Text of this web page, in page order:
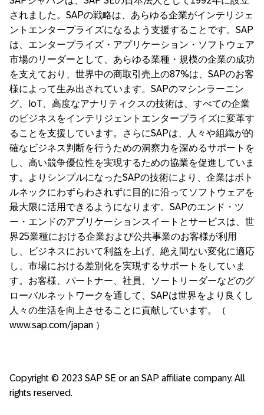
されました。SAPの戦略は、あらゆる企業がインテリジェ
ントエンタープライズになるよう支援することです。SAP
は、エンタープライズ・アプリケーション・ソフトウェア
市場のリーダーとして、あらゆる業種・規模の企業の成功
を支えており、世界中の商取引売上の87%は、SAPのお客
様によって生み出されています。SAPのマシンラーニン
グ、IoT、高度なアナリティクスの技術は、すべての企業
のビジネスをインテリジェントエンタープライズに変革す
ることを支援しています。さらにSAPは、人々や組織が的
確なビジネス判断を行うための洞察力を深めるサポートを
し、高い競争優位性を実現するための協業を促進していま
す。よりシンプルになったSAPの技術により、企業はボト
ルネックにわずらわされずに目的に沿ってソフトウェアを
最大限に活用できるようになります。SAPのエンド・ツ
ー・エンドのアプリケーションスイートとサービスは、世
界25業種における企業および公共事業のお客様が利用
し、ビジネスにおいて利益を上げ、絶え間ない変化に適応
し、市場における差別化を実現するサポートをしていま
す。お客様、パートナー、社員、ソートリーダーなどのグ
ローバルネットワークを通して、SAPは世界をより良くし
人々の生活を向上させることに貢献しています。（
www.sap.com/japan ）
Copyright © 2023 SAP SE or an SAP affiliate company. All
rights reserved.